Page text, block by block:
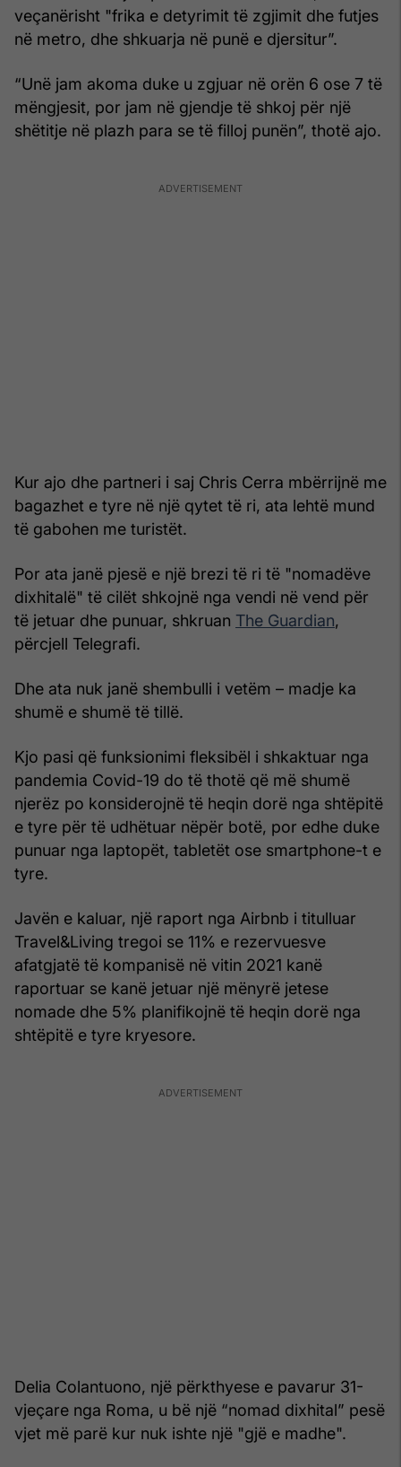
veçanërisht "frika e detyrimit të zgjimit dhe futjes
në metro, dhe shkuarja në punë e djersitur”.
“Unë jam akoma duke u zgjuar në orën 6 ose 7 të
mëngjesit, por jam në gjendje të shkoj për një
shëtitje në plazh para se të filloj punën”, thotë ajo.
Kur ajo dhe partneri i saj Chris Cerra mbërrijnë me
bagazhet e tyre në një qytet të ri, ata lehtë mund
të gabohen me turistët.
Por ata janë pjesë e një brezi të ri të "nomadëve
dixhitalë" të cilët shkojnë nga vendi në vend për
të jetuar dhe punuar, shkruan The Guardian,
përcjell Telegrafi.
Dhe ata nuk janë shembulli i vetëm – madje ka
shumë e shumë të tillë.
Kjo pasi që funksionimi fleksibël i shkaktuar nga
pandemia Covid-19 do të thotë që më shumë
njerëz po konsiderojnë të heqin dorë nga shtëpitë
e tyre për të udhëtuar nëpër botë, por edhe duke
punuar nga laptopët, tabletët ose smartphone-t e
tyre.
Javën e kaluar, një raport nga Airbnb i titulluar
Travel&Living tregoi se 11% e rezervuesve
afatgjatë të kompanisë në vitin 2021 kanë
raportuar se kanë jetuar një mënyrë jetese
nomade dhe 5% planifikojnë të heqin dorë nga
shtëpitë e tyre kryesore.
Delia Colantuono, një përkthyese e pavarur 31-
vjeçare nga Roma, u bë një “nomad dixhital” pesë
vjet më parë kur nuk ishte një "gjë e madhe".